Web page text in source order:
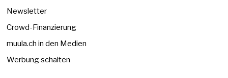
Newsletter
Crowd-Finanzierung
muula.ch in den Medien
Werbung schalten